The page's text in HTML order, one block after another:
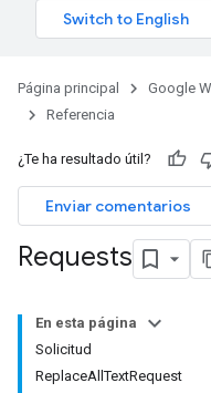
Página principal Google
Referencia
¿Te ha resultado útil?
Enviar comentarios
Requests
En esta página
Solicitud
ReplaceAllTextRequest